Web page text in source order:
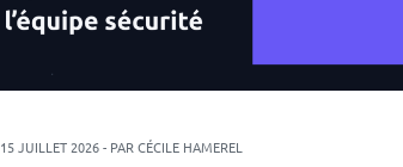
15 JUILLET 2026 - PAR CÉCILE HAMEREL